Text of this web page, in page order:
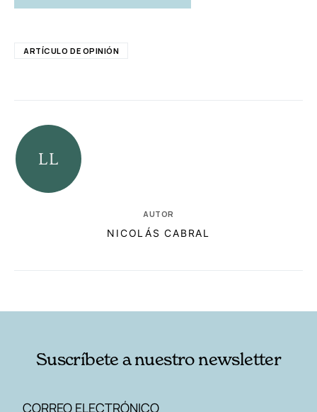
ARTÍCULO DE OPINIÓN
AUTOR
NICOLÁS CABRAL
Suscríbete a nuestro newsletter